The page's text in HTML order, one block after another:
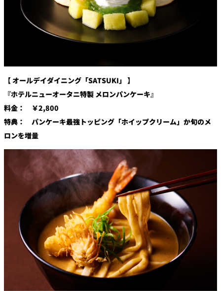
【 オールデイダイニング「SATSUKI」 】
『ホテルニューオータニ特製 メロンパンケーキ』
料金： ￥2,800
特典： パンケーキ最強トッピング「ホイップクリーム」か旬のメ
ロンを増量